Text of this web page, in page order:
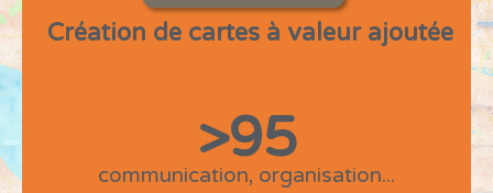
Création de cartes à valeur ajoutée
>95
communication, organisation...